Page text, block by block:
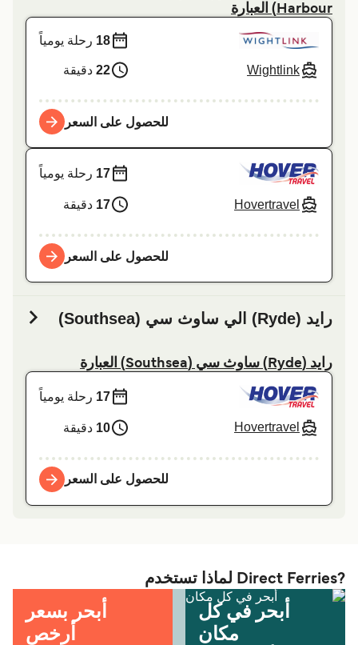
Harbour) العبارة
Wightlink
18رحلة يومياً
22دقيقة
للحصول على السعر
Hovertravel
17رحلة يومياً
17دقيقة
للحصول على السعر
راید (Ryde) الي ساوث سي (Southsea)
راید (Ryde) ساوث سي (Southsea) العبارة
Hovertravel
17رحلة يومياً
10دقيقة
للحصول على السعر
أبحر في كل
مكان
أبحر بسعر
أرخص